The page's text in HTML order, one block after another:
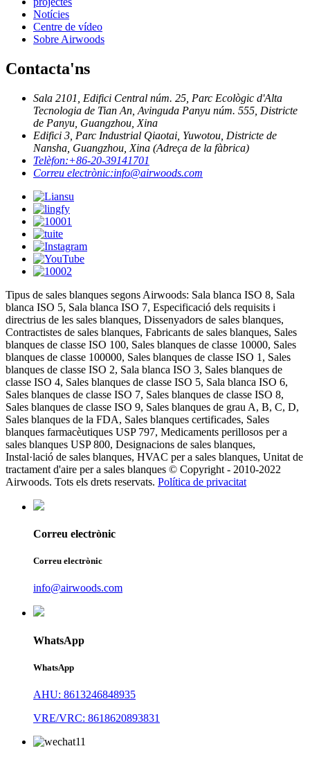
Notícies
Centre de vídeo
Sobre Airwoods
Contacta'ns
Sala 2101, Edifici Central núm. 25, Parc Ecològic d'Alta
Tecnologia de Tian An, Avinguda Panyu núm. 555, Districte
de Panyu, Guangzhou, Xina
Edifici 3, Parc Industrial Qiaotai, Yuwotou, Districte de
Nansha, Guangzhou, Xina (Adreça de la fàbrica)
Telèfon:+86-20-39141701
Correu electrònic:info@airwoods.com
Tipus de sales blanques segons Airwoods: Sala blanca ISO 8, Sala
blanca ISO 5, Sala blanca ISO 7, Especificació dels requisits i
directrius de les sales blanques, Dissenyadors de sales blanques,
Contractistes de sales blanques, Fabricants de sales blanques, Sales
blanques de classe ISO 100, Sales blanques de classe 10000, Sales
blanques de classe 100000, Sales blanques de classe ISO 1, Sales
blanques de classe ISO 2, Sala blanca ISO 3, Sales blanques de
classe ISO 4, Sales blanques de classe ISO 5, Sala blanca ISO 6,
Sales blanques de classe ISO 7, Sales blanques de classe ISO 8,
Sales blanques de classe ISO 9, Sales blanques de grau A, B, C, D,
Sales blanques de la FDA, Sales blanques certificades, Sales
blanques farmacèutiques USP 797, Medicaments perillosos per a
sales blanques USP 800, Designacions de sales blanques,
Instal·lació de sales blanques, HVAC per a sales blanques, Unitat de
tractament d'aire per a sales blanques © Copyright - 2010-2022
Airwoods. Tots els drets reservats. Política de privacitat
Correu electrònic
Correu electrònic
info@airwoods.com
WhatsApp
WhatsApp
AHU: 8613246848935
VRE/VRC: 8618620893831